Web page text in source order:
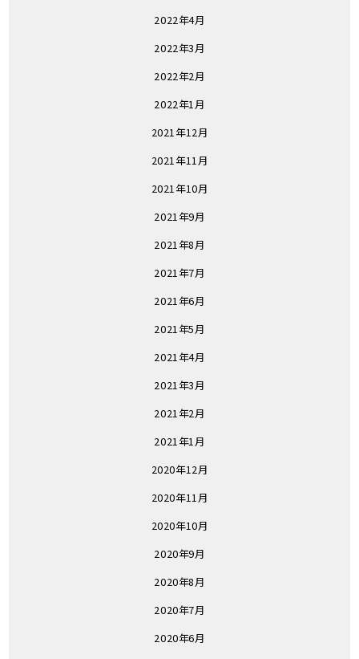
2022年4月
2022年3月
2022年2月
2022年1月
2021年12月
2021年11月
2021年10月
2021年9月
2021年8月
2021年7月
2021年6月
2021年5月
2021年4月
2021年3月
2021年2月
2021年1月
2020年12月
2020年11月
2020年10月
2020年9月
2020年8月
2020年7月
2020年6月